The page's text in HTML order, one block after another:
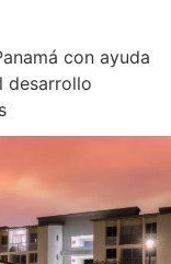
con ayuda
desarrollo